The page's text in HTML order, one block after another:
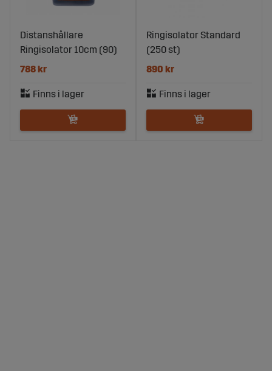
Distanshållare
Ringisolator 10cm (90)
788 kr
Ringisolator Standard
(250 st)
890 kr